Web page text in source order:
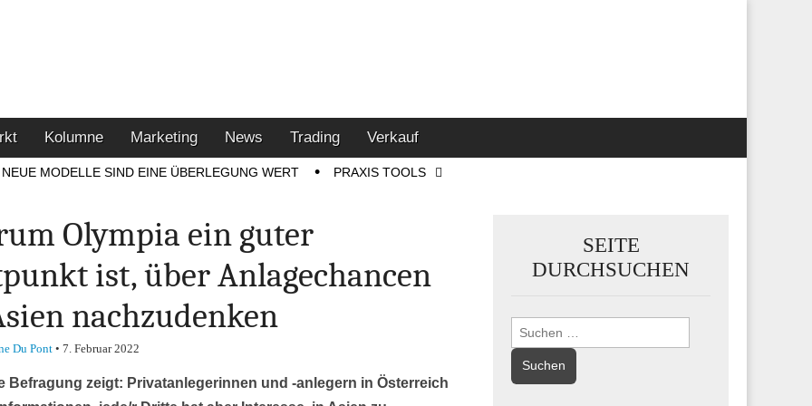
Kolumne Marketing News Trading Verkauf
NEUE MODELLE SIND EINE ÜBERLEGUNG WERT PRAXIS TOOLS
Olympia ein guter
ist, über Anlagechancen
nachzudenken
Du Pont• 7. Februar 2022
Befragung zeigt: Privatanlegerinnen und -anlegern in Österreich
SEITE
DURCHSUCHEN
Suchen
nach: